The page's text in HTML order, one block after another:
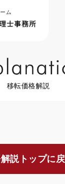
ム
移転価格解説
説トップに